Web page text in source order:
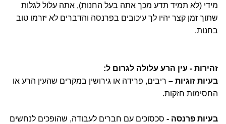
מידי (לא תמיד תדע מכך אתה בעל החנות), אתה עלול לגלות
שתוך זמן קצר יהיו לך עיכובים בפרנסה והדברים לא יזרמו טוב
בחנות.
זהירות - עין הרע עלולה לגרום ל:
בעיות זוגיות – ריבים, פרידה או גירושין במקרים שהעין הרע או
החסימות חזקות.
בעיות פרנסה -סכסוכים עם חברים לעבודה, שהופכים לנחשים